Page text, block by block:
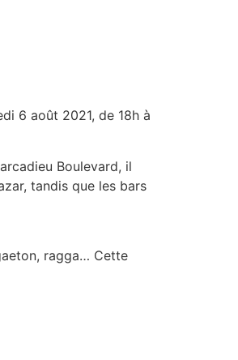
6 août 2021, de 18h à
Boulevard, il
tandis que les bars
ragga… Cette